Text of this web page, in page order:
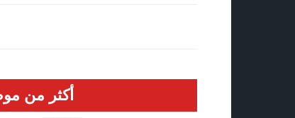
أكثر من